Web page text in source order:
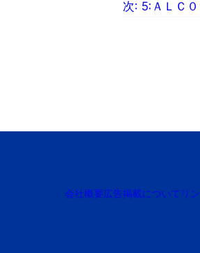
次: 5:ＡＬＣ
会社概要広告掲載について リ